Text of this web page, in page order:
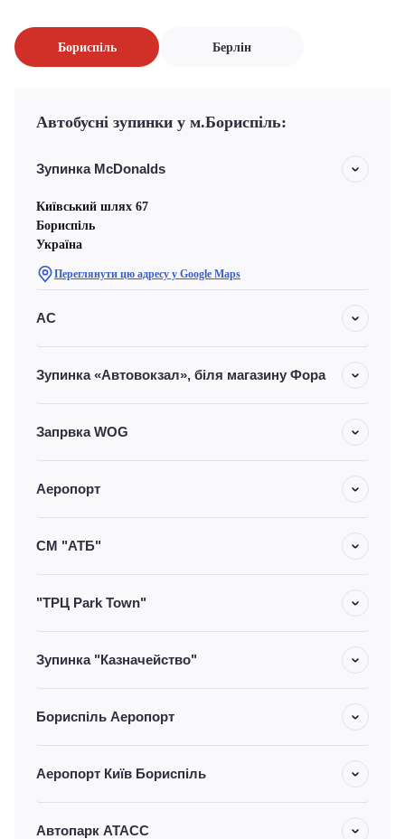
Бориспіль Берлін
Автобусні зупинки у м.Бориспіль:
Зупинка McDonalds
Київський шлях 67
Бориспіль
Україна
Переглянути цю адресу у Google Maps
АС
Зупинка «Автовокзал», біля магазину Фора
Запрвка WOG
Аеропорт
СМ "АТБ"
"ТРЦ Park Town"
Зупинка "Казначейство"
Бориспіль Аеропорт
Аеропорт Київ Бориспіль
Автопарк АТАСС